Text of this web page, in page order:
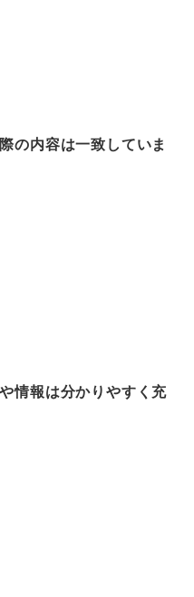
の内容は一致していま
情報は分かりやすく充